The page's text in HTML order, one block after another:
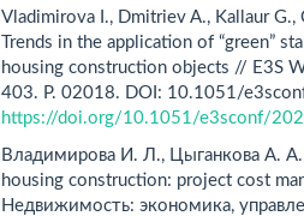
Vladimirova I., Dmitriev A., Kallaur G.,
Trends in the application of “green”
housing construction objects // E3S
403. P. 02018. DOI: 10.1051/
https://doi.org/10.1051/e3sconf/
Владимирова И. Л., Цыганкова А.
housing construction: project cost
Недвижимость: экономика,